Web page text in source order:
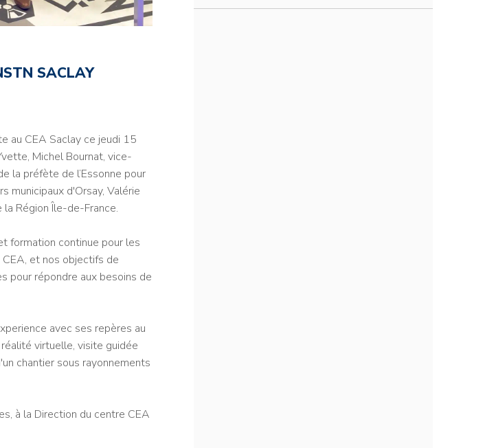
SACLAY
au CEA Saclay ce jeudi 15
Michel Bournat, vice-
la préfète de l’Essonne pour
municipaux d'Orsay, Valérie
Région Île-de-France.
formation continue pour les
et nos objectifs de
pour répondre aux besoins de
avec ses repères au
virtuelle, visite guidée
chantier sous rayonnements
à la Direction du centre CEA